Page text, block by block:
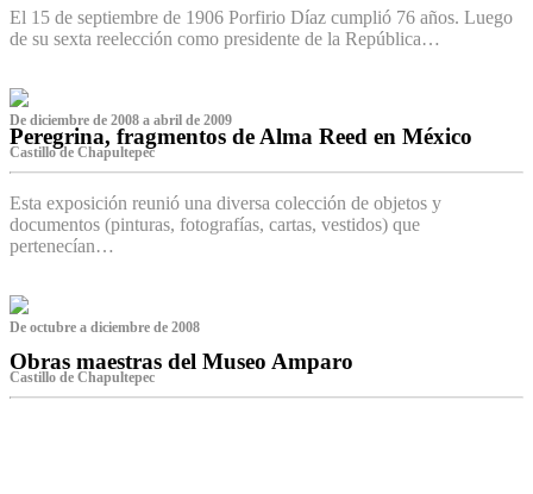
El 15 de septiembre de 1906 Porfirio Díaz cumplió 76 años. Luego
de su sexta reelección como presidente de la República…
De diciembre de 2008 a abril de 2009
Peregrina, fragmentos de Alma Reed en México
Castillo de Chapultepec
Esta exposición reunió una diversa colección de objetos y
documentos (pinturas, fotografías, cartas, vestidos) que
pertenecían…
De octubre a diciembre de 2008
Obras maestras del Museo Amparo
Castillo de Chapultepec